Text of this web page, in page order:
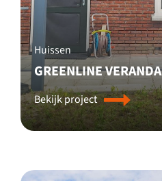
Huissen
GREENLINE VERANDA
Bekijk project